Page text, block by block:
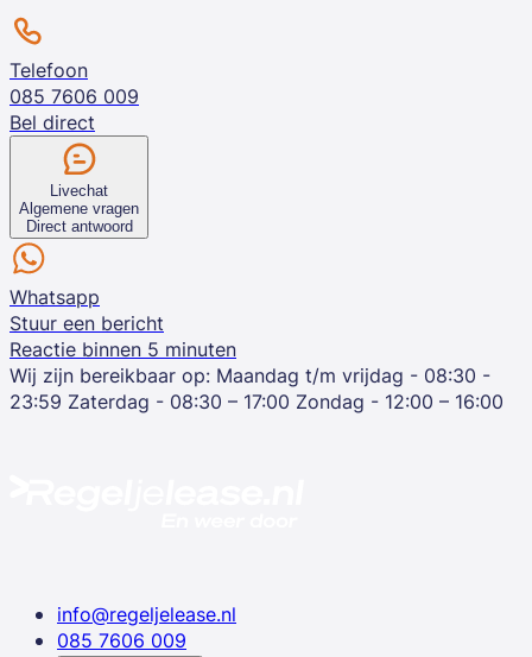
Telefoon
085 7606 009
Bel direct
Livechat
Algemene vragen
Direct antwoord
Whatsapp
Stuur een bericht
Reactie binnen 5 minuten
Wij zijn bereikbaar op: Maandag t/m vrijdag - 08:30 -
23:59 Zaterdag - 08:30 – 17:00 Zondag - 12:00 – 16:00
info@regeljelease.nl
085 7606 009